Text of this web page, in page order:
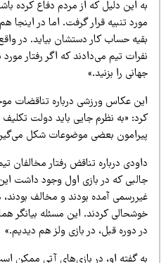
این دلیل که از مردم دفاع کرده باشد،
تنبیه قرار گرفت. اما در اینجا هم
حساب کار دستشان بیاید. در واقع،
تیم می‌دادند که اگر رفتار مورد نظر
را بزنید.»
عکاس ورزشی درباره تناقضات موجود،
«به نظرم جایی باید دولت تکلیف
بعضی موضوعات شکل می‌گیرد،
درباره تناقض رفتار مخالفان تیم
که در بازی اول وجود داشت این بود
آمده بودند و مخالف بودند، هر
کردند. این مسئله بیانگر همان
دوره قبل، در بازی ولز هم دیدیم.»
گفته او، در بازی‌های آتی ممکن است